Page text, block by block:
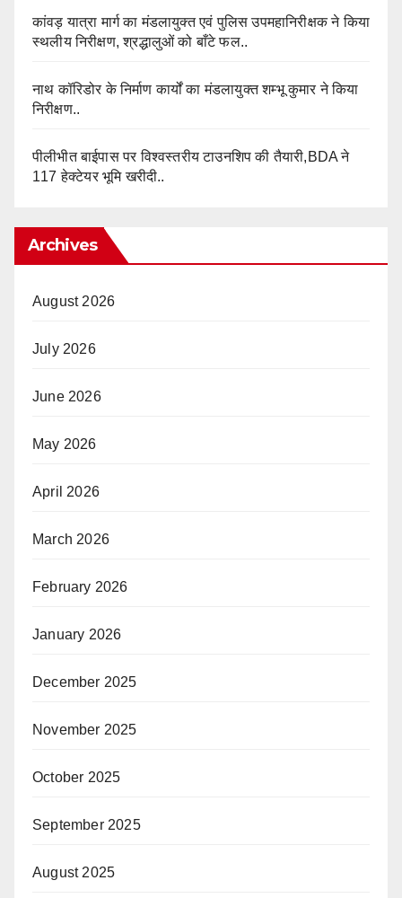
कांवड़ यात्रा मार्ग का मंडलायुक्त एवं पुलिस उपमहानिरीक्षक ने किया
स्थलीय निरीक्षण, श्रद्धालुओं को बाँटे फल..
नाथ कॉरिडोर के निर्माण कार्यों का मंडलायुक्त शम्भू कुमार ने किया
निरीक्षण..
पीलीभीत बाईपास पर विश्वस्तरीय टाउनशिप की तैयारी,BDA ने
117 हेक्टेयर भूमि खरीदी..
Archives
August 2026
July 2026
June 2026
May 2026
April 2026
March 2026
February 2026
January 2026
December 2025
November 2025
October 2025
September 2025
August 2025